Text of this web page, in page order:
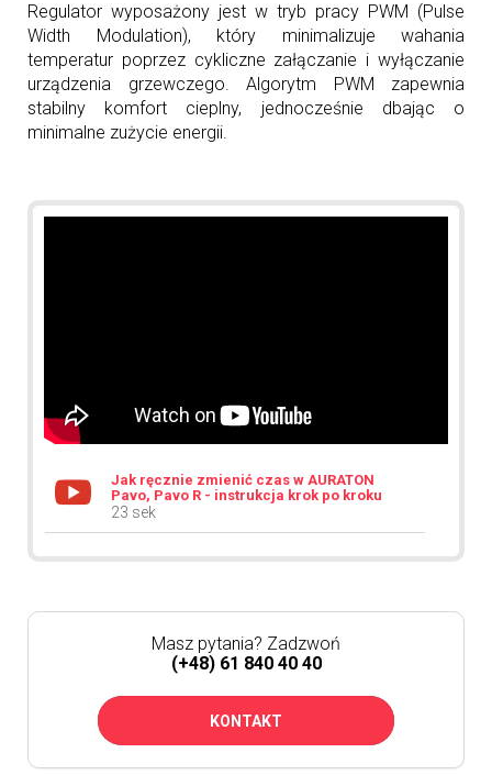
Regulator wyposażony jest w tryb pracy PWM (Pulse
Width Modulation), który minimalizuje wahania
temperatur poprzez cykliczne załączanie i wyłączanie
urządzenia grzewczego. Algorytm PWM zapewnia
stabilny komfort cieplny, jednocześnie dbając o
minimalne zużycie energii.
Jak ręcznie zmienić czas w AURATON
Pavo, Pavo R - instrukcja krok po kroku
23 sek
Masz pytania? Zadzwoń
(+48) 61 840 40 40
KONTAKT